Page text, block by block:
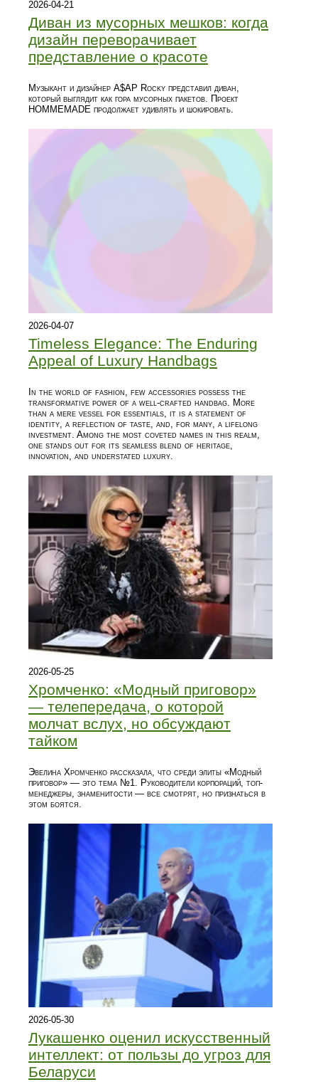
2026-04-21
Диван из мусорных мешков: когда
дизайн переворачивает
представление о красоте
Музыкант и дизайнер A$AP Rocky представил диван,
который выглядит как гора мусорных пакетов. Проект
HOMMEMADE продолжает удивлять и шокировать.
2026-04-07
Timeless Elegance: The Enduring
Appeal of Luxury Handbags
In the world of fashion, few accessories possess the
transformative power of a well-crafted handbag. More
than a mere vessel for essentials, it is a statement of
identity, a reflection of taste, and, for many, a lifelong
investment. Among the most coveted names in this realm,
one stands out for its seamless blend of heritage,
innovation, and understated luxury.
2026-05-25
Хромченко: «Модный приговор»
— телепередача, о которой
молчат вслух, но обсуждают
тайком
Эвелина Хромченко рассказала, что среди элиты «Модный
приговор» — это тема №1. Руководители корпораций, топ-
менеджеры, знаменитости — все смотрят, но признаться в
этом боятся.
2026-05-30
Лукашенко оценил искусственный
интеллект: от пользы до угроз для
Беларуси